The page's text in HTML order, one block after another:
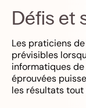
Défis et
Les praticiens
prévisibles
informatiques
éprouvées
les résultats tout